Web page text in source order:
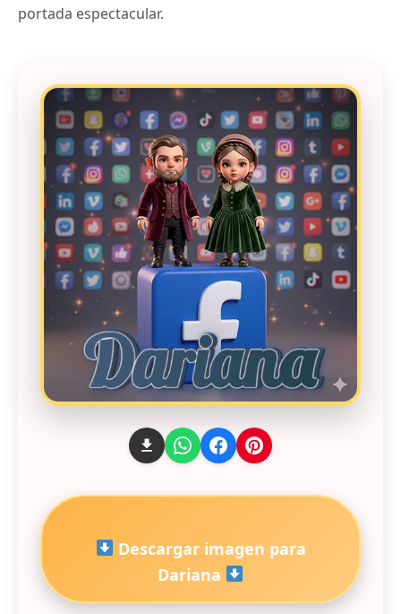
portada espectacular.
Descargar imagen para
Dariana